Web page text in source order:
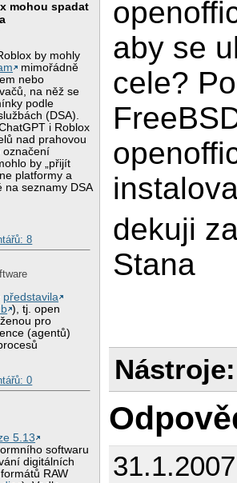
mohou spadat
by mohly
mimořádně
nebo
na něž se
podle
(DSA).
i Roblox
nad prahovou
označení
by „přijít
platformy a
na seznamy DSA
8
představila
), tj. open
pro
(agentů)
0
5.13
softwaru
digitálních
RAW
aby se
cele?
dekuji
Stana
Nástroje: